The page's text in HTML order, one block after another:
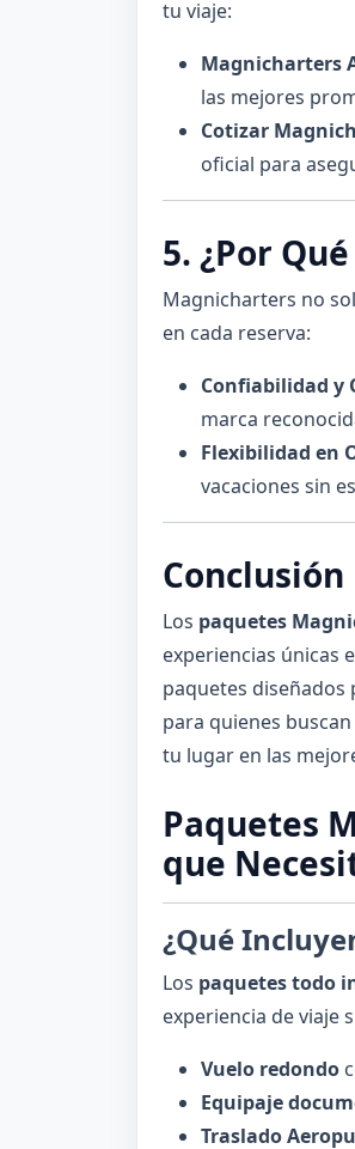
tu viaje:
Magnicharters
las mejores
Cotizar
oficial para
5. ¿Por
Magnicharters no
en cada reserva:
Confiabilidad y
marca
Flexibilidad en
vacaciones sin
Conclusión
Los paquetes
experiencias únicas
paquetes
para quienes
tu lugar en las
Paquetes
que
¿Qué
Los paquetes todo
experiencia de viaje
Vuelo redondo
Equipaje
Traslado